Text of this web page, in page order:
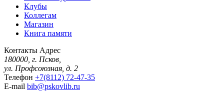
Клубы
Коллегам
Магазин
Книга памяти
Контакты Адрес
180000, г. Псков,
ул. Профсоюзная, д. 2
Телефон +7(8112) 72-47-35
E-mail bib@pskovlib.ru